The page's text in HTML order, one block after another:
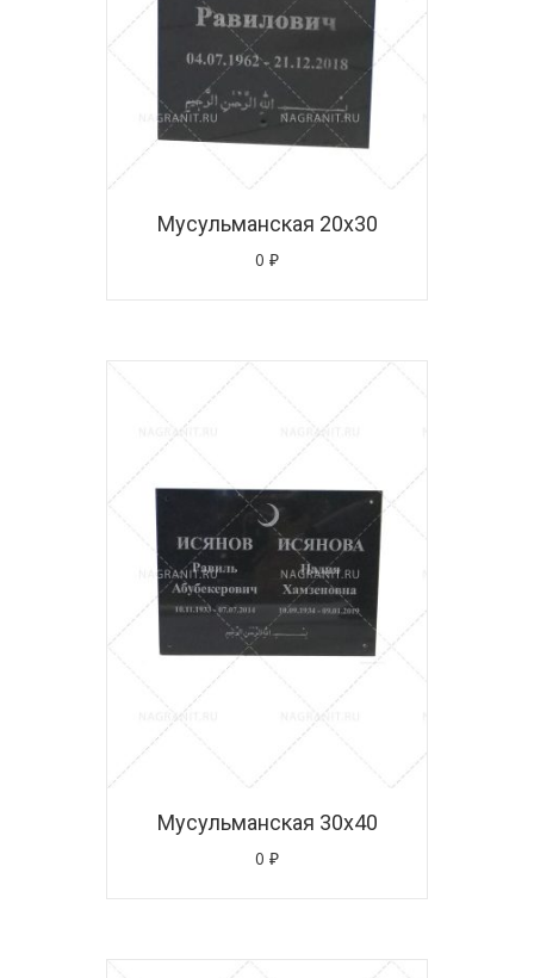
Мусульманская 20х30
0 ₽
Мусульманская 30х40
0 ₽